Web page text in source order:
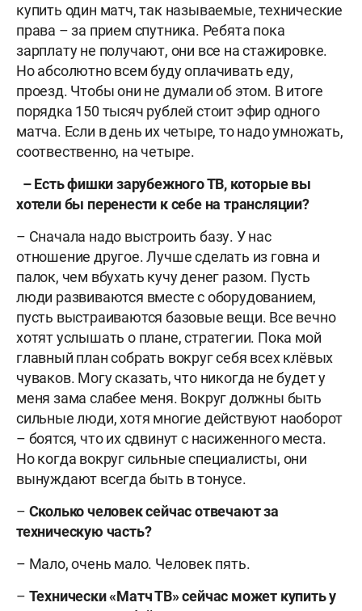
купить один матч, так называемые, технические
права – за прием спутника. Ребята пока
зарплату не получают, они все на стажировке.
Но абсолютно всем буду оплачивать еду,
проезд. Чтобы они не думали об этом. В итоге
порядка 150 тысяч рублей стоит эфир одного
матча. Если в день их четыре, то надо умножать,
соотвественно, на четыре.
– Есть фишки зарубежного ТВ, которые вы
хотели бы перенести к себе на трансляции?
– Сначала надо выстроить базу. У нас
отношение другое. Лучше сделать из говна и
палок, чем вбухать кучу денег разом. Пусть
люди развиваются вместе с оборудованием,
пусть выстраиваются базовые вещи. Все вечно
хотят услышать о плане, стратегии. Пока мой
главный план собрать вокруг себя всех клёвых
чуваков. Могу сказать, что никогда не будет у
меня зама слабее меня. Вокруг должны быть
сильные люди, хотя многие действуют наоборот
– боятся, что их сдвинут с насиженного места.
Но когда вокруг сильные специалисты, они
вынуждают всегда быть в тонусе.
– Сколько человек сейчас отвечают за
техническую часть?
– Мало, очень мало. Человек пять.
– Технически «Матч ТВ» сейчас может купить у